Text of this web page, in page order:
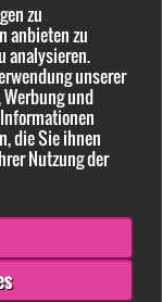
zu
anbieten zu
analysieren.
unserer
und
die Sie ihnen
Nutzung der
sind mit * markiert